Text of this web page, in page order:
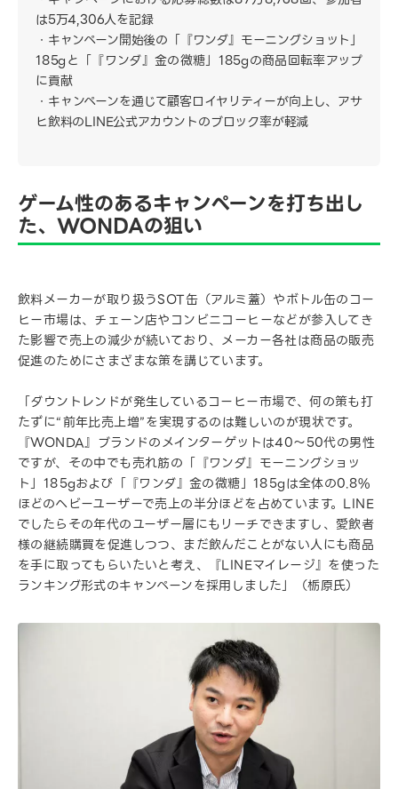
は5万4,306人を記録
キャンペーン開始後の「『ワンダ』モーニングショット」
185gと「『ワンダ』金の微糖」185gの商品回転率アップ
に貢献
キャンペーンを通じて顧客ロイヤリティーが向上し、アサ
ヒ飲料のLINE公式アカウントのブロック率が軽減
ゲーム性のあるキャンペーンを打ち出し
た、WONDAの狙い
飲料メーカーが取り扱うSOT缶（アルミ蓋）やボトル缶のコー
ヒー市場は、チェーン店やコンビニコーヒーなどが参入してき
た影響で売上の減少が続いており、メーカー各社は商品の販売
促進のためにさまざまな策を講じています。
「ダウントレンドが発生しているコーヒー市場で、何の策も打
たずに“前年比売上増”を実現するのは難しいのが現状です。
『WONDA』ブランドのメインターゲットは40〜50代の男性
ですが、その中でも売れ筋の「『ワンダ』モーニングショッ
ト」185gおよび「『ワンダ』金の微糖」185gは全体の0.8%
ほどのヘビーユーザーで売上の半分ほどを占めています。LINE
でしたらその年代のユーザー層にもリーチできますし、愛飲者
様の継続購買を促進しつつ、まだ飲んだことがない人にも商品
を手に取ってもらいたいと考え、『LINEマイレージ』を使った
ランキング形式のキャンペーンを採用しました」（栃原氏）